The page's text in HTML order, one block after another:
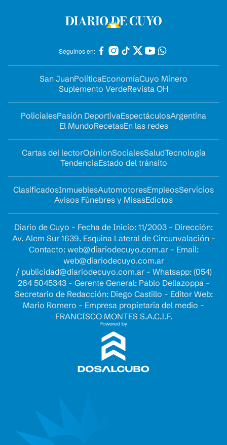
Seguinos en:
San JuanPolíticaEconomíaCuyo Minero
Suplemento VerdeRevista OH
PolicialesPasión DeportivaEspectáculosArgentina
El MundoRecetasEn las redes
Cartas del lectorOpinionSocialesSaludTecnología
TendenciaEstado del tránsito
ClasificadosInmueblesAutomotoresEmpleosServicios
Avisos Fúnebres y MisasEdictos
Diario de Cuyo - Fecha de Inicio: 11/2003 - Dirección:
Av. Alem Sur 1639. Esquina Lateral de Circunvalación -
Contacto: web@diariodecuyo.com.ar- Email:
web@diariodecuyo.com.ar
/ publicidad@diariodecuyo.com.ar- Whatsapp: (054)
264 5045343 - Gerente General: Pablo Dellazoppa -
Secretario de Redacción: Diego Castillo - Editor Web:
Mario Romero - Empresa propietaria del medio -
FRANCISCO MONTES S.A.C.I.F.